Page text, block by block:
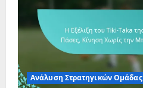
Ανάλυση Στρατηγικών Ομάδας